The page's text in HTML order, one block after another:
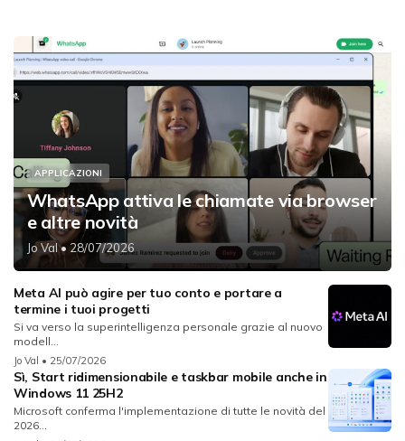
APPLICAZIONI
WhatsApp attiva le chiamate via browser
e altre novità
Jo Val• 28/07/2026
Meta AI può agire per tuo conto e portare a
termine i tuoi progetti
Si va verso la superintelligenza personale grazie al nuovo
modell...
Jo Val • 25/07/2026
Sì, Start ridimensionabile e taskbar mobile anche in
Windows 11 25H2
Microsoft conferma l'implementazione di tutte le novità del
2026...